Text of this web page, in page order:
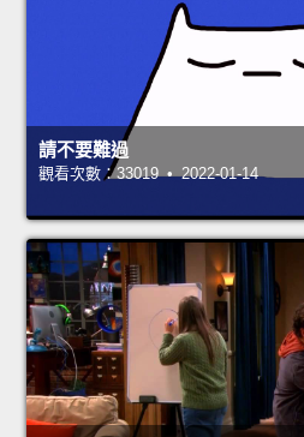
請不要難過
觀看次數：33019 • 2022-01-14